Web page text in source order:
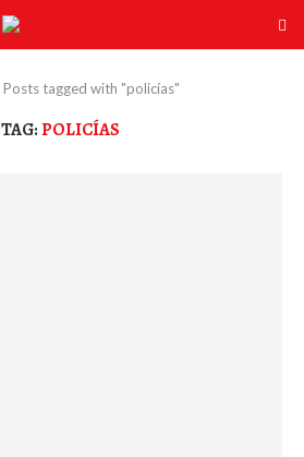
Posts tagged with "policías"
TAG:POLICÍAS